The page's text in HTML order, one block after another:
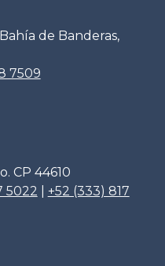
de Banderas,
7509
CP 44610
5022
+52 (333) 817